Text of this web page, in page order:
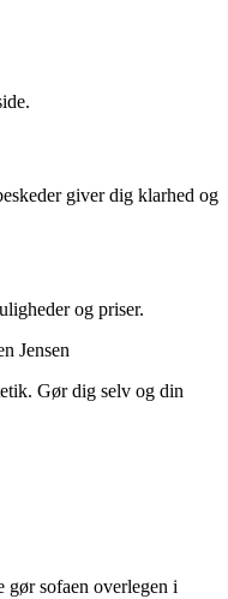
giver dig klarhed og
og priser.
Jensen
Gør dig selv og din
sofaen overlegen i